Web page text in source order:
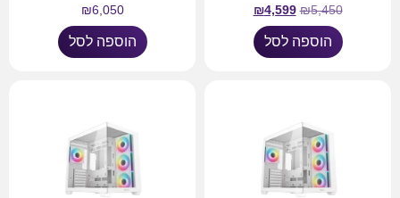
₪5,450
₪4,599
הוספה לסל
₪6,050
הוספה לסל